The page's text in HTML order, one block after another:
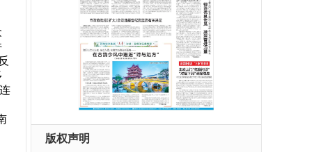
版权声明